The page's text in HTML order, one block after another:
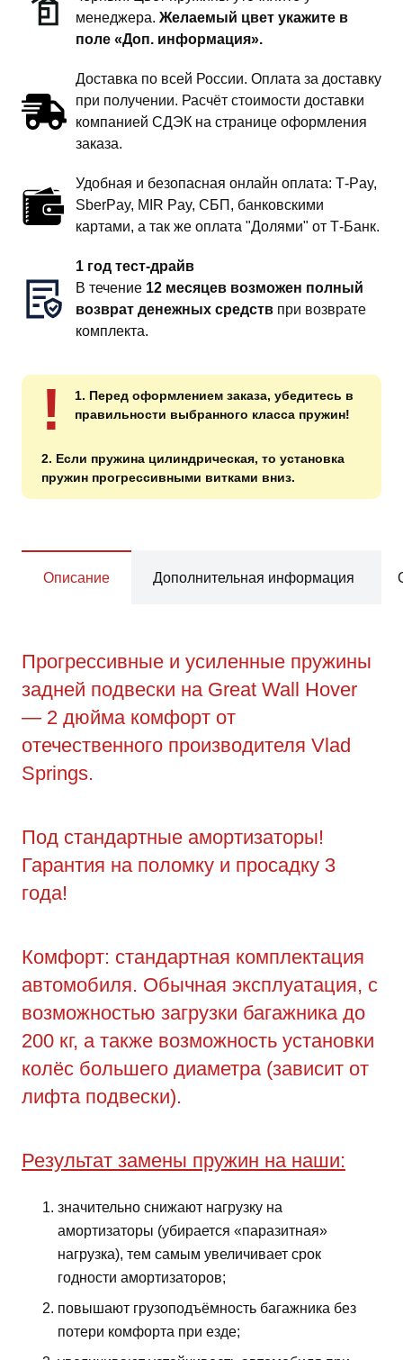
менеджера. Желаемый цвет укажите в
поле «Доп. информация».
Доставка по всей России. Оплата за доставку
при получении. Расчёт стоимости доставки
компанией СДЭК на странице оформления
заказа.
Удобная и безопасная онлайн оплата: T‑Pay,
SberPay, MIR Pay, СБП, банковскими
картами, а так же оплата "Долями" от Т-Банк.
1 год тест-драйв
В течение 12 месяцев возможен полный
возврат денежных средств при возврате
комплекта.
!
1. Перед оформлением заказа, убедитесь в
правильности выбранного класса пружин!
2. Если пружина цилиндрическая, то установка
пружин прогрессивными витками вниз.
Описание Дополнительная информация
Прогрессивные и усиленные пружины
задней подвески на Great Wall Hover
— 2 дюйма комфорт от
отечественного производителя Vlad
Springs.
Под стандартные амортизаторы!
Гарантия на поломку и просадку 3
года!
Комфорт: стандартная комплектация
автомобиля. Обычная эксплуатация, с
возможностью загрузки багажника до
200 кг, а также возможность установки
колёс большего диаметра (зависит от
лифта подвески).
Результат замены пружин на наши:
значительно снижают нагрузку на
амортизаторы (убирается «паразитная»
нагрузка), тем самым увеличивает срок
годности амортизаторов;
повышают грузоподъёмность багажника без
потери комфорта при езде;